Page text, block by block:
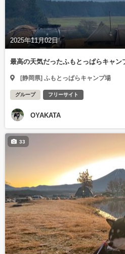
2025年11月02日
最高の天気だったふもとっぱらキャン
[静岡県] ふもとっぱらキャンプ場
グループ フリーサイト
OYAKATA
33